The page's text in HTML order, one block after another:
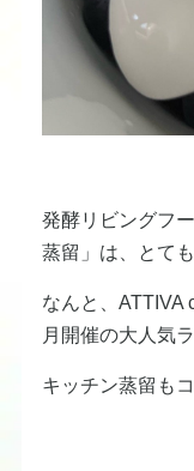
発酵リビングフ
蒸留」は、とて
なんと、ATTIVA
月開催の大人気
キッチン蒸留も